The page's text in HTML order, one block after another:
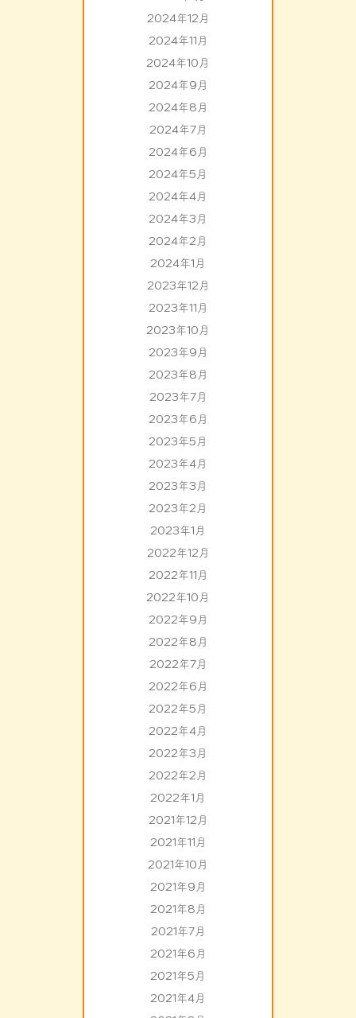
2024年12月
2024年11月
2024年10月
2024年9月
2024年8月
2024年7月
2024年6月
2024年5月
2024年4月
2024年3月
2024年2月
2024年1月
2023年12月
2023年11月
2023年10月
2023年9月
2023年8月
2023年7月
2023年6月
2023年5月
2023年4月
2023年3月
2023年2月
2023年1月
2022年12月
2022年11月
2022年10月
2022年9月
2022年8月
2022年7月
2022年6月
2022年5月
2022年4月
2022年3月
2022年2月
2022年1月
2021年12月
2021年11月
2021年10月
2021年9月
2021年8月
2021年7月
2021年6月
2021年5月
2021年4月